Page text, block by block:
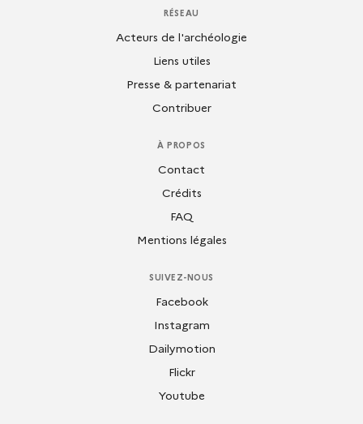
RÉSEAU
Acteurs de l'archéologie
Liens utiles
Presse & partenariat
Contribuer
À PROPOS
Contact
Crédits
FAQ
Mentions légales
SUIVEZ-NOUS
Facebook
Instagram
Dailymotion
Flickr
Youtube